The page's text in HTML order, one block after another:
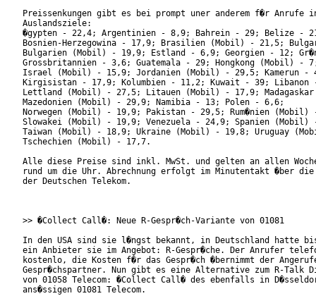
Preissenkungen gibt es bei prompt uner anderem f�r Anrufe
Auslandsziele:
�gypten - 22,4; Argentinien - 8,9; Bahrein - 29; Belize -
Bosnien-Herzegowina - 17,9; Brasilien (Mobil) - 21,5;
Bulgarien (Mobil) - 19,9; Estland - 6,9; Georgien - 12;
Grossbritannien - 3,6; Guatemala - 29; Hongkong (Mobil) -
Israel (Mobil) - 15,9; Jordanien (Mobil) - 29,5; Kamerun -
Kirgisistan - 17,9; Kolumbien - 11,2; Kuwait - 39; Libanon
Lettland (Mobil) - 27,5; Litauen (Mobil) - 17,9;
Mazedonien (Mobil) - 29,9; Namibia - 13; Polen - 6,6;
Norwegen (Mobil) - 19,9; Pakistan - 29,5; Rum�nien
Slowakei (Mobil) - 19,9; Venezuela - 24,9; Spanien (Mobil)
Taiwan (Mobil) - 18,9; Ukraine (Mobil) - 19,8; Uruguay
Tschechien (Mobil) - 17,7.
Alle diese Preise sind inkl. MwSt. und gelten an allen
rund um die Uhr. Abrechnung erfolgt im Minutentakt �ber die
der Deutschen Telekom.
>> �Collect Call�: Neue R-Gespr�ch-Variante von 01081
In den USA sind sie l�ngst bekannt, in Deutschland hatte
ein Anbieter sie im Angebot: R-Gespr�che. Der Anrufer
kostenlo, die Kosten f�r das Gespr�ch �bernimmt der
Gespr�chspartner. Nun gibt es eine Alternative zum R-Talk
von 01058 Telecom: �Collect Call� des ebenfalls in
ans�ssigen 01081 Telecom.